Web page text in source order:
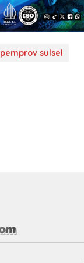
pemprov sulsel